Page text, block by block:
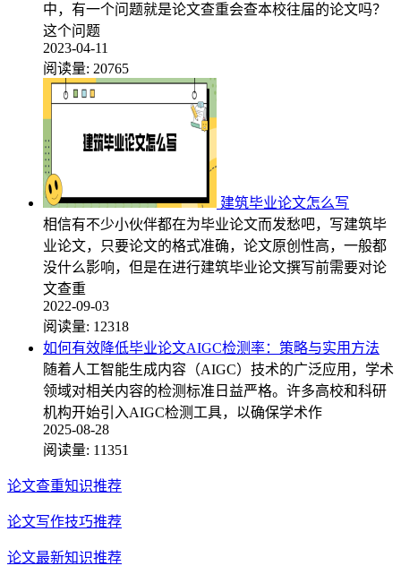
中，有一个问题就是论文查重会查本校往届的论文吗？
这个问题
2023-04-11
阅读量: 20765
建筑毕业论文怎么写
相信有不少小伙伴都在为毕业论文而发愁吧，写建筑毕
业论文，只要论文的格式准确，论文原创性高，一般都
没什么影响，但是在进行建筑毕业论文撰写前需要对论
文查重
2022-09-03
阅读量: 12318
如何有效降低毕业论文AIGC检测率：策略与实用方法
随着人工智能生成内容（AIGC）技术的广泛应用，学术
领域对相关内容的检测标准日益严格。许多高校和科研
机构开始引入AIGC检测工具，以确保学术作
2025-08-28
阅读量: 11351
论文查重知识推荐
论文写作技巧推荐
论文最新知识推荐